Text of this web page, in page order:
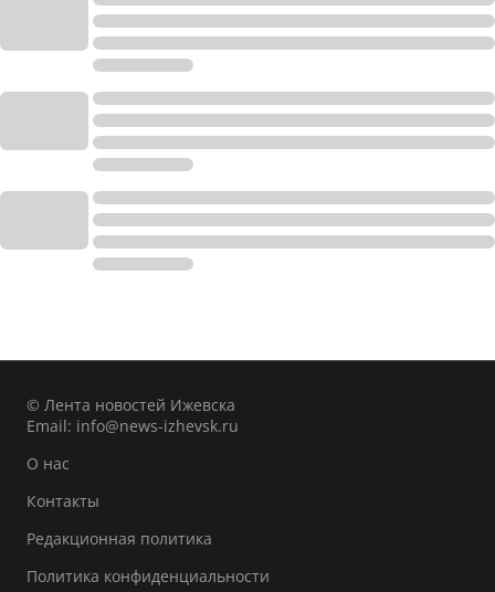
© Лента новостей Ижевска
Email: info@news-izhevsk.ru
О нас
Контакты
Редакционная политика
Политика конфиденциальности